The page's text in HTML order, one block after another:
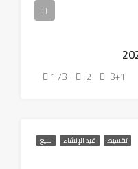
3+1
2
173
تقسيط قيد الإنشاء للبيع